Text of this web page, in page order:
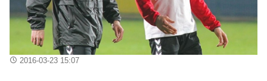
2016-03-23 15:07